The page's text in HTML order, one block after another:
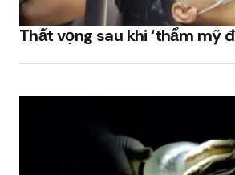
Thất vọng sau khi ‘thẩm mỹ